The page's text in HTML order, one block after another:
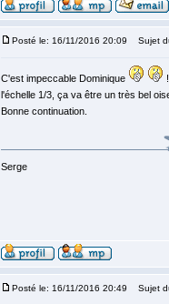
Posté le: 16/11/2016 20:09 Sujet
C'est impeccable Dominique
l'échelle 1/3, ça va être un très bel
Bonne continuation.
Serge
Posté le: 16/11/2016 20:49 Sujet